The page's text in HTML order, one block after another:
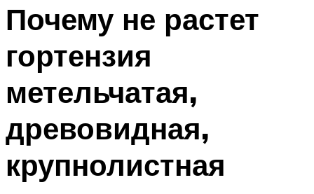
Почему не растет
гортензия
метельчатая,
древовидная,
крупнолистная